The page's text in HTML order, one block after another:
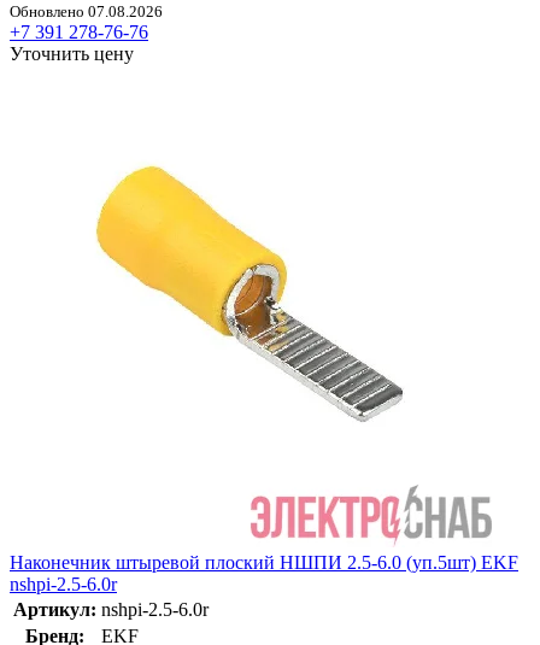
Обновлено 07.08.2026
+7 391 278-76-76
Уточнить цену
Наконечник штыревой плоский НШПИ 2.5-6.0 (уп.5шт) EKF
nshpi-2.5-6.0r
Артикул: nshpi-2.5-6.0r
Бренд:
EKF